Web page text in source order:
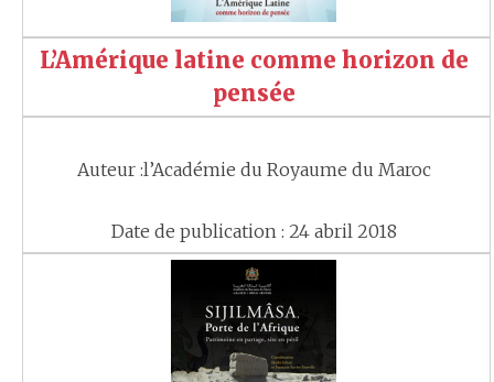
L’Amérique latine comme horizon de
pensée
Auteur :l’Académie du Royaume du Maroc
Date de publication : 24 abril 2018